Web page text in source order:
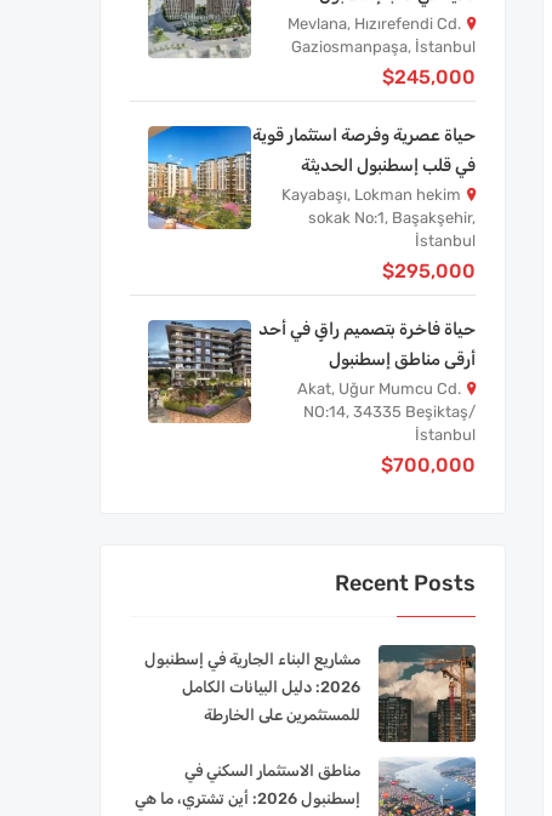
Mevlana, Hızırefendi Cd.
Gaziosmanpaşa, İstanbul
$245,000
حياة عصرية وفرصة استثمار قوية
في قلب إسطنبول الحديثة
Kayabaşı, Lokman hekim
sokak No:1, Başakşehir,
İstanbul
$295,000
حياة فاخرة بتصميم راقٍ في أحد
أرقى مناطق إسطنبول
Akat, Uğur Mumcu Cd.
NO:14, 34335 Beşiktaş/
İstanbul
$700,000
Recent Posts
مشاريع البناء الجارية في إسطنبول
2026: دليل البيانات الكامل
للمستثمرين على الخارطة
مناطق الاستثمار السكني في
إسطنبول 2026: أين تشتري، ما هي